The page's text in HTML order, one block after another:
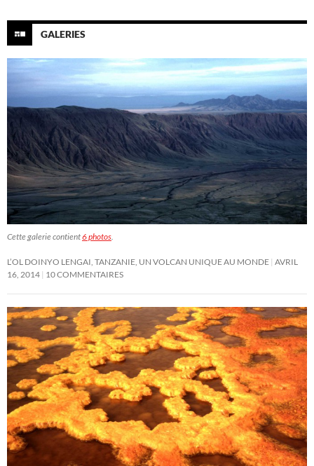
GALERIES
Cette galerie contient6 photos.
L’OL DOINYO LENGAI, TANZANIE, UN VOLCAN UNIQUE AU MONDE AVRIL
16, 2014 10 COMMENTAIRES